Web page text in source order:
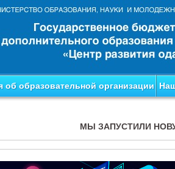
об образовательной организации
МЫ ЗАПУСТИЛИ